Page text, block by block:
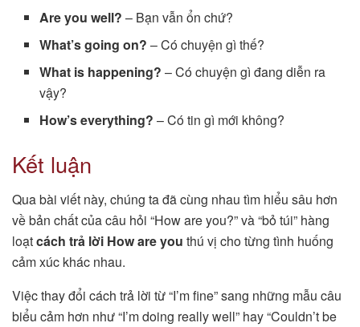
Are you well? – Bạn vẫn ổn chứ?
What’s going on? – Có chuyện gì thế?
What is happening? – Có chuyện gì đang diễn ra
vậy?
How’s everything? – Có tin gì mới không?
Kết luận
Qua bài viết này, chúng ta đã cùng nhau tìm hiểu sâu hơn
về bản chất của câu hỏi “How are you?” và “bỏ túi” hàng
loạtcách trả lời How are you thú vị cho từng tình huống
cảm xúc khác nhau.
Việc thay đổi cách trả lời từ “I’m fine” sang những mẫu câu
biểu cảm hơn như “I’m doing really well” hay “Couldn’t be